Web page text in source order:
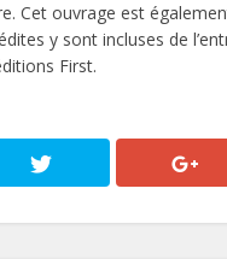
Cet ouvrage est
y sont incluses de
First.